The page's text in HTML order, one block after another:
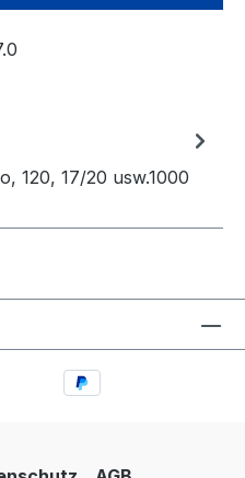
120, 17/20 usw.1000